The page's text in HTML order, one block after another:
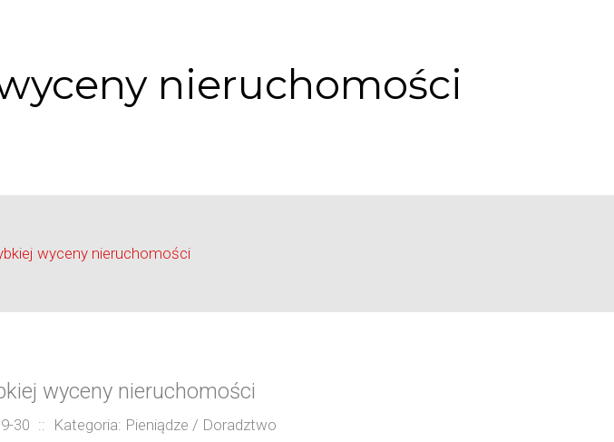
nieruchomości
wyceny nieruchomości
wyceny nieruchomości
30 :: Kategoria: Pieniądze / Doradztwo